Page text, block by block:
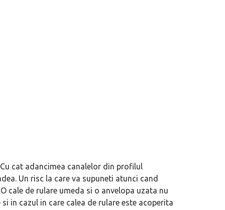
cat adancimea canalelor din profilul
Un risc la care va supuneti atunci cand
cale de rulare umeda si o anvelopa uzata nu
in cazul in care calea de rulare este acoperita